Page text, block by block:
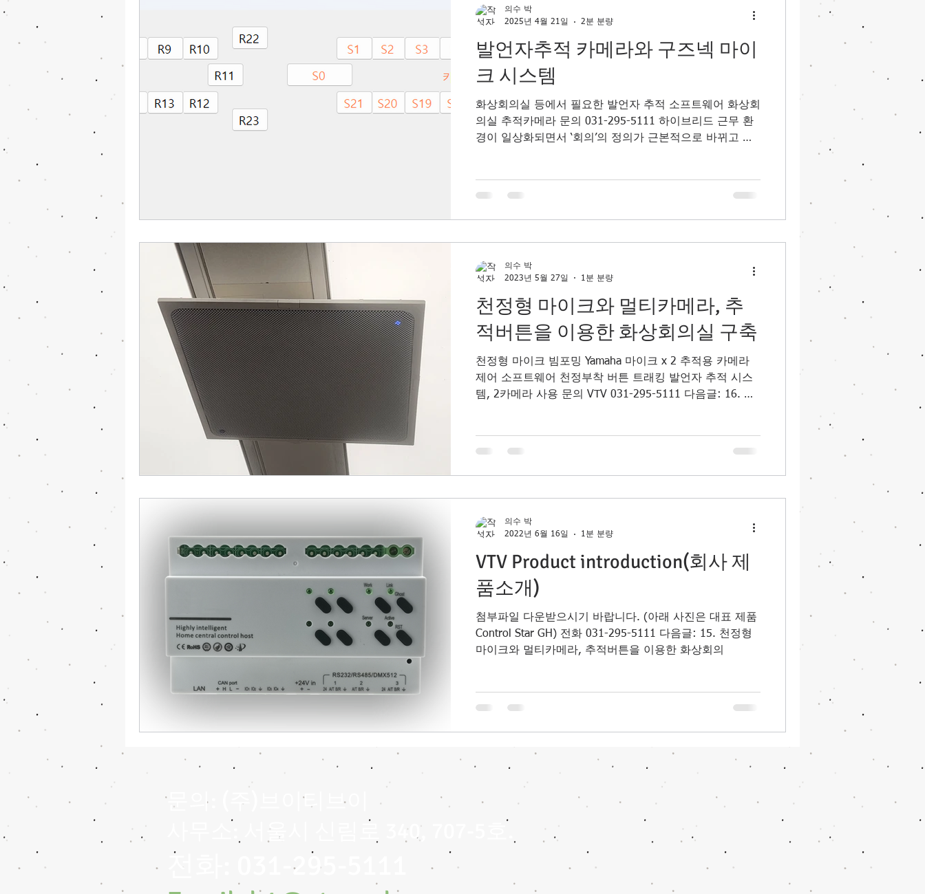
AI 음성 인식 기술이 비약적으로 발전하면서, 이 고질적인
문제를 해결해 줄 핵심 솔루션으로 떠올랐습니다. "AI 회의
록 작성 어렵지 않아요"라는 말이 더 이상 허언이 아닌 시
대가 된 것입니다. 하지만 전문가로서 냉정하게 말씀드리
자면, 단순히 AI 소프트웨어만 도입한다고 해서 모든 문제
해서는 그 기반이 되는 '음성 입력 시스템(AV 인프라)'이
발언자추적 카메라와 구즈넥 마이
크 시스템
화상회의실 등에서 필요한 발언자 추적 소프트웨어 화상회
의실 추적카메라 문의 031-295-5111 하이브리드 근무 환
경이 일상화되면서 ‘회의’의 정의가 근본적으로 바뀌고 있
바로 ‘발언자추적 카메라(Speaker Tracking Camera)’와 ‘구
닙니다. 이들이 어떻게 연동되어 마치 보이지 않는 오퍼레
인 로직을 파헤쳐 보겠습니다. 1. 오디오의 기반: 구즈넥
하기 위해서는 정확하고 신뢰할
의수 박
2025년 4월 21일
2분 분량
천정형 마이크와 멀티카메라, 추
적버튼을 이용한 화상회의실 구축
천정형 마이크 빔포밍 Yamaha 마이크 x 2 추적용 카메라
제어 소프트웨어 천정부착 버튼 트래킹 발언자 추적 시스
템, 2카메라 사용 문의 VTV 031-295-5111 다음글: 16. 빔
의수 박
2023년 5월 27일
1분 분량
VTV Product introduction(회사 제
품소개)
첨부파일 다운받으시기 바랍니다. (아래 사진은 대표 제품
Control Star GH) 전화 031-295-5111 다음글: 15. 천정형
마이크와 멀티카메라, 추적버튼을 이용한 화상회의
의수 박
2022년 6월 16일
1분 분량
문의: (주)브이티브이
​사무소: 서울시 신림로 340, 707-5호.
전화: 031-295-5111